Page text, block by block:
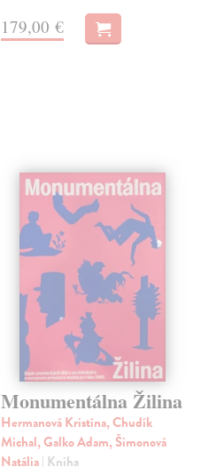
179,00 €
Monumentálna Žilina
Hermanová Kristína, Chudík
Michal, Galko Adam, Šimonová
Natália| Kniha